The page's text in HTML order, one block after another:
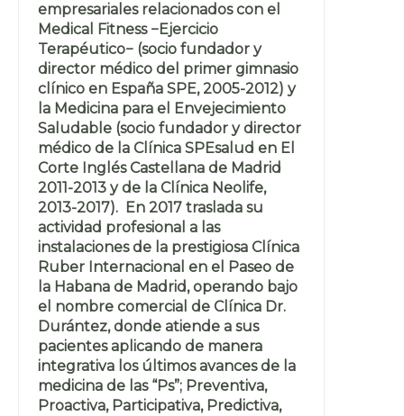
empresariales relacionados con el
Medical Fitness −Ejercicio
Terapéutico− (socio fundador y
director médico del primer gimnasio
clínico en España SPE, 2005-2012) y
la Medicina para el Envejecimiento
Saludable (socio fundador y director
médico de la Clínica SPEsalud en El
Corte Inglés Castellana de Madrid
2011-2013 y de la Clínica Neolife,
2013-2017). En 2017 traslada su
actividad profesional a las
instalaciones de la prestigiosa Clínica
Ruber Internacional en el Paseo de
la Habana de Madrid, operando bajo
el nombre comercial de Clínica Dr.
Durántez, donde atiende a sus
pacientes aplicando de manera
integrativa los últimos avances de la
medicina de las “Ps”; Preventiva,
Proactiva, Participativa, Predictiva,